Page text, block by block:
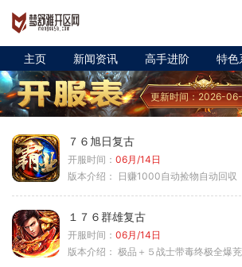
主页 新闻资讯 高手进阶 特色
更新时间：2026-
７６旭日复古
开服时间： 06月/14日
版本介绍：
日赚1000自动捡物自动回収
１７６群雄复古
开服时间： 06月/14日
版本介绍： 极品＋５战士带毒终极全爆